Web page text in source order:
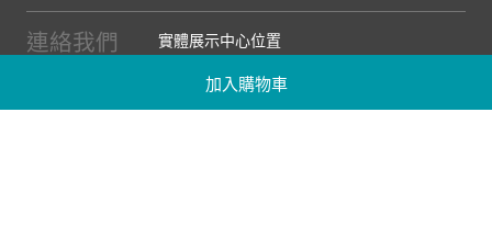
加入購物車
連絡我們
實體展示中心位置
實體購物服務條款